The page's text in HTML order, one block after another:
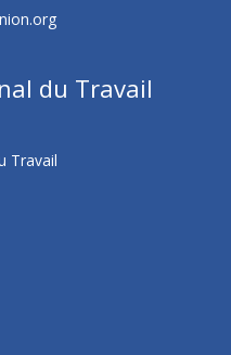
du Travail
Travail